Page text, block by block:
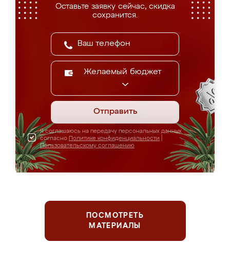
Оставьте заявку сейчас, скидка
сохранится.
Желаемый бюджет
Отправить
Я соглашаюсь на передачу персональных данных
согласно Политике конфиденциальности
Пользовательскому соглашению
ПОСМОТРЕТЬ
МАТЕРИАЛЫ